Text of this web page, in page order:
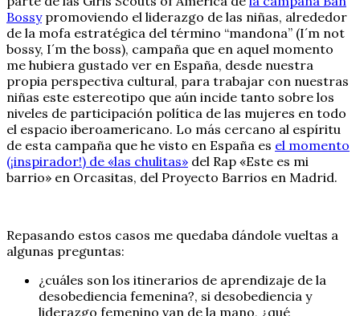
Bossypromoviendo el liderazgo de las niñas, alrededor
de la mofa estratégica del término “mandona” (I´m not
bossy, I´m the boss), campaña que en aquel momento
me hubiera gustado ver en España, desde nuestra
propia perspectiva cultural, para trabajar con nuestras
niñas este estereotipo que aún incide tanto sobre los
niveles de participación política de las mujeres en todo
el espacio iberoamericano. Lo más cercano al espíritu
de esta campaña que he visto en España es el momento
(¡inspirador!) de «las chulitas» del Rap «Este es mi
barrio» en Orcasitas, del Proyecto Barrios en Madrid.
Repasando estos casos me quedaba dándole vueltas a
algunas preguntas:
¿cuáles son los itinerarios de aprendizaje de la
desobediencia femenina?, si desobediencia y
liderazgo femenino van de la mano, ¿qué